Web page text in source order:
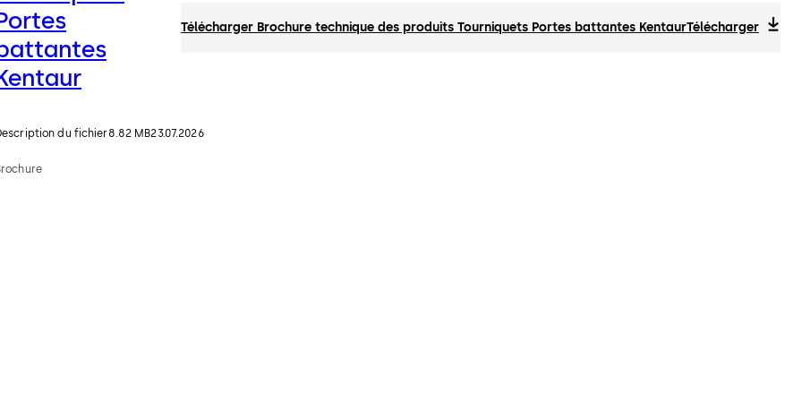
du fichier8.82 MB23.07.2026
Télécharger Brochure technique des produits Tourniquets Portes battantes KentaurTélécharger